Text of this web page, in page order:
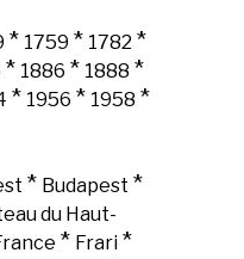
* 1759 * 1782 *
* 1886 * 1888 *
* 1956 * 1958 *
* Budapest *
du Haut-
* Frari *